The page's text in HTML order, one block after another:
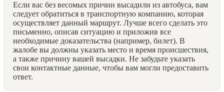
Если вас без весомых причин высадили из автобуса, вам
следует обратиться в транспортную компанию, которая
осуществляет данный маршрут. Лучше всего сделать это
письменно, описав ситуацию и приложив все
необходимые доказательства (например, билет). В
жалобе вы должны указать место и время происшествия,
а также причину вашей высадки. Не забудьте указать
свои контактные данные, чтобы вам могли предоставить
ответ.